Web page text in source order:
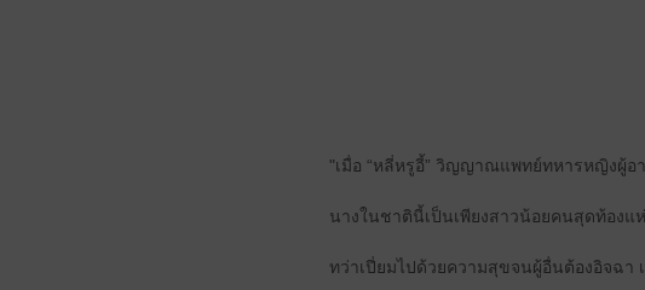
"เมื่อ “หลี่หรูอี้” วิญญาณแพทย์ทหารหญิงผู้อ
นางในชาตินี้เป็นเพียงสาวน้อยคนสุดท้อง
ทว่าเปี่ยมไปด้วยความสุขจนผู้อื่นต้องอิจฉา